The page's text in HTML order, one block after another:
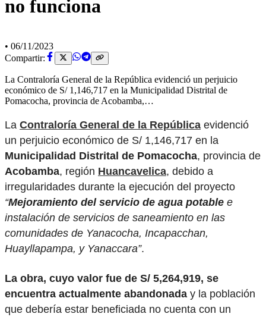
no funciona
• 06/11/2023
Compartir:
La Contraloría General de la República evidenció un perjuicio
económico de S/ 1,146,717 en la Municipalidad Distrital de
Pomacocha, provincia de Acobamba,…
La Contraloría General de la República evidenció
un perjuicio económico de S/ 1,146,717 en la
Municipalidad Distrital de Pomacocha, provincia de
Acobamba, región Huancavelica, debido a
irregularidades durante la ejecución del proyecto
“Mejoramiento del servicio de agua potable e
instalación de servicios de saneamiento en las
comunidades de Yanacocha, Incapacchan,
Huayllapampa, y Yanaccara”.
La obra, cuyo valor fue de S/ 5,264,919, se
encuentra actualmente abandonada y la población
que debería estar beneficiada no cuenta con un